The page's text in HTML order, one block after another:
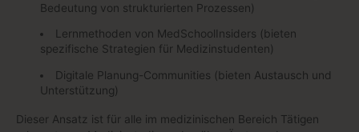
Bedeutung von strukturierten Prozessen)
Lernmethoden von MedSchoolInsiders (bieten
spezifische Strategien für Medizinstudenten)
Digitale Planung-Communities (bieten Austausch und
Unterstützung)
Dieser Ansatz ist für alle im medizinischen Bereich Tätigen